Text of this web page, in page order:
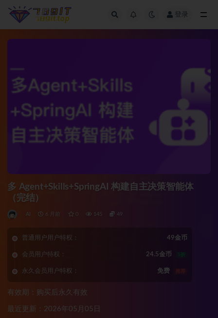
登录
多 Agent+Skills+SpringAI 构建自主决策智能体
（完结）
AI 6 月前 0 145 49
普通用户用户特权： 49金币
会员用户特权： 24.5金币 5折
永久会员用户特权： 免费 推荐
有效期：购买后永久有效
最近更新：2026年05月05日